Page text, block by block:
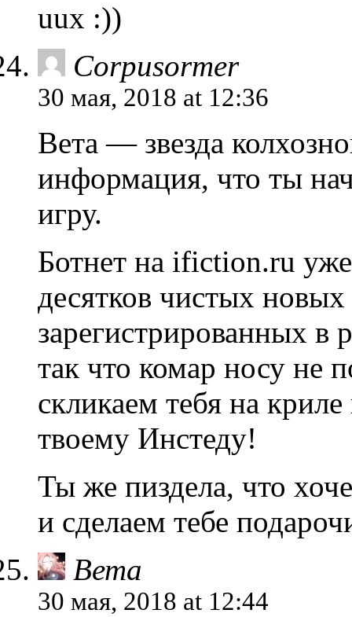
uux :))
Corpusormer
30 мая, 2018 at 12:36
Вета — звезда
информация, что ты
игру.
Ботнет на ifiction.ru
десятков чистых новых
зарегистрированных в
так что комар носу не
скликаем тебя на
твоему Инстеду!
Ты же пиздела, что
и сделаем тебе
Вета
30 мая, 2018 at 12:44